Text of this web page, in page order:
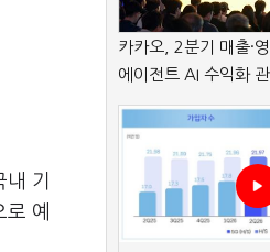
기
예
카카오, 2분기 매출·
에이전트 AI 수익화